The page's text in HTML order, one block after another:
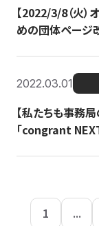
【2022/3/8（火
めの団体ページ
2022.03.01
【私たちも事務
「congrant
1 ...